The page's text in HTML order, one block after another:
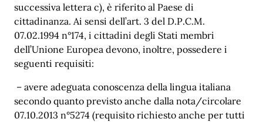
successiva lettera c), è riferito al Paese di
cittadinanza. Ai sensi dell’art. 3 del D.P.C.M.
07.02.1994 n°174, i cittadini degli Stati membri
dell’Unione Europea devono, inoltre, possedere i
seguenti requisiti:
– avere adeguata conoscenza della lingua italiana
secondo quanto previsto anche dalla nota/circolare
07.10.2013 n°5274 (requisito richiesto anche per tutti